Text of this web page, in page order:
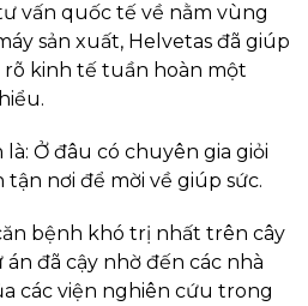
vấn quốc tế về nằm vùng
sản xuất, Helvetas đã giúp
kinh tế tuần hoàn một
Ở đâu có chuyên gia giỏi
nơi để mời về giúp sức.
bệnh khó trị nhất trên cây
án đã cậy nhờ đến các nhà
các viện nghiên cứu trong